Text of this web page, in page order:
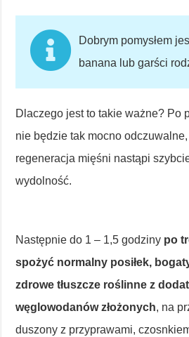
Dobrym pomysłem
banana lub garści
Dlaczego jest to takie ważne? Po
nie będzie tak mocno
regeneracja mięśni nastąpi
wydolność.
Następnie do 1 – 1,5 godziny po
spożyć normalny posiłek,
zdrowe tłuszcze roślinne z
węglowodanów złożonych, na
duszony z przyprawami,